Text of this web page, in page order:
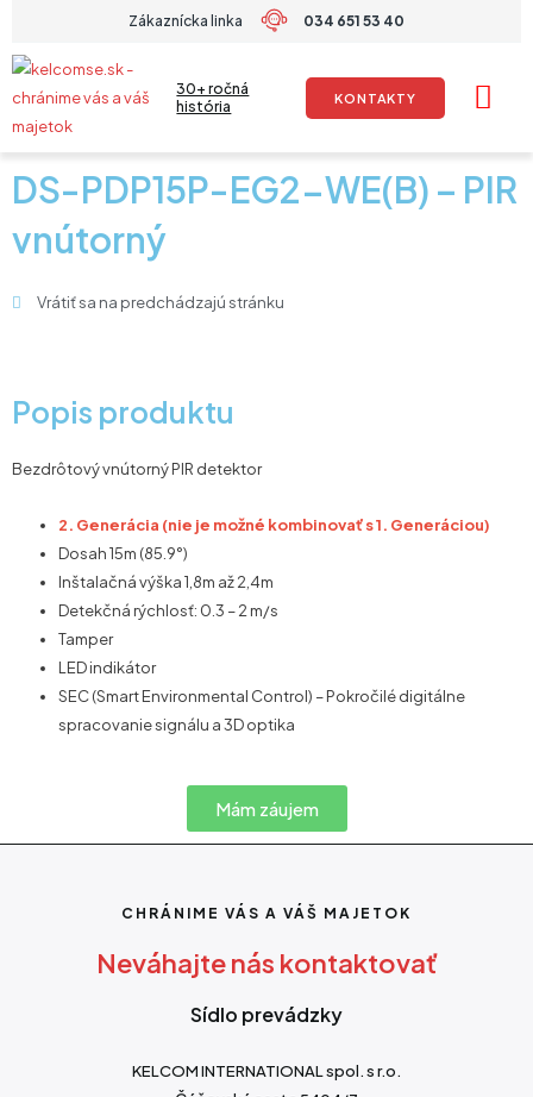
obsah
Zákaznícka linka 034 651 53 40
30+ ročná
história
KONTAKTY
DS-PDP15P-EG2-WE(B) – PIR
vnútorný
Vrátiť sa na predchádzajú stránku
Popis produktu
Bezdrôtový vnútorný PIR detektor
2. Generácia (nie je možné kombinovať s 1. Generáciou)
Dosah 15m (85.9°)
Inštalačná výška 1,8m až 2,4m
Detekčná rýchlosť: 0.3 – 2 m/s
Tamper
LED indikátor
SEC (Smart Environmental Control) – Pokročilé digitálne
spracovanie signálu a 3D optika
Mám záujem
CHRÁNIME VÁS A VÁŠ MAJETOK
Neváhajte nás kontaktovať
Sídlo prevádzky
KELCOM INTERNATIONAL spol. s r.o.